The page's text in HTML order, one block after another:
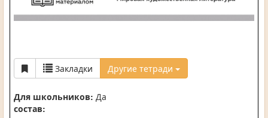
Закладки Другие тетради
Для школьников: Да
состав: